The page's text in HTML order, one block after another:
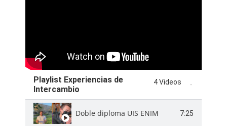
Playlist Experiencias de
Intercambio
4 Videos
Doble diploma UIS ENIM 7:25